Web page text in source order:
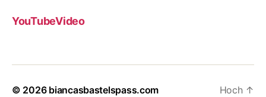
YouTubeVideo
© 2026 biancasbastelspass.com Hoch ↑